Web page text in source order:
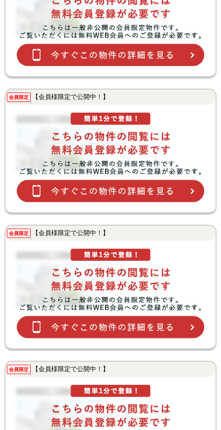
会員限定 【会員様限定で公開中！】
会員限定 【会員様限定で公開中！】
会員限定 【会員様限定で公開中！】